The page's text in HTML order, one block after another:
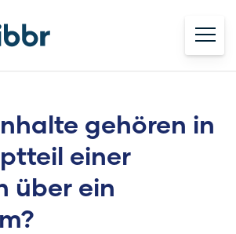
gehören in
einer
über ein